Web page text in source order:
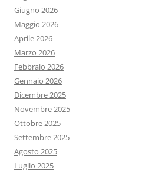
Giugno 2026
Maggio 2026
Aprile 2026
Marzo 2026
Febbraio 2026
Gennaio 2026
Dicembre 2025
Novembre 2025
Ottobre 2025
Settembre 2025
Agosto 2025
Luglio 2025